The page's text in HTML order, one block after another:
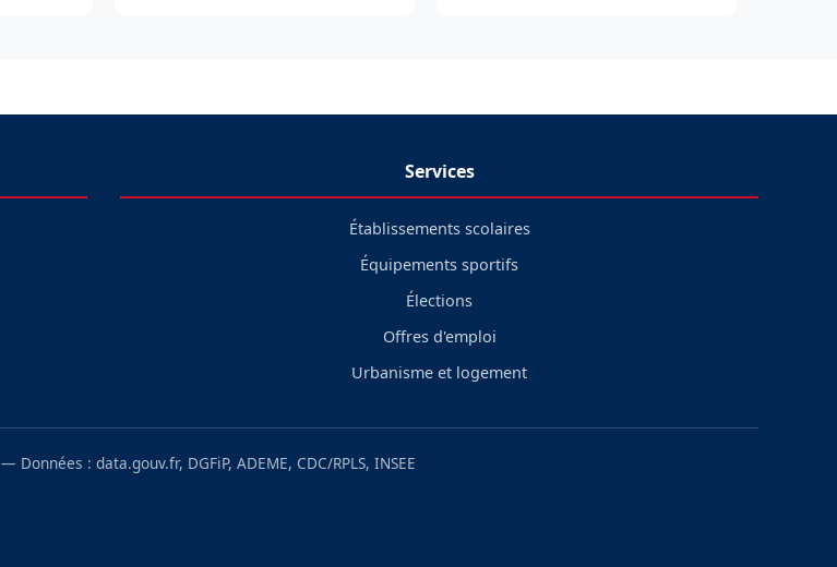
Services
Établissements scolaires
Équipements sportifs
Élections
Offres d'emploi
Urbanisme et logement
— Données : data.gouv.fr, DGFiP, ADEME, CDC/RPLS, INSEE